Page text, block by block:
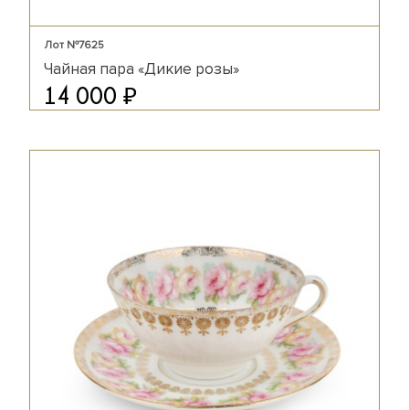
Лот №7625
Чайная пара «Дикие розы»
14 000 ₽